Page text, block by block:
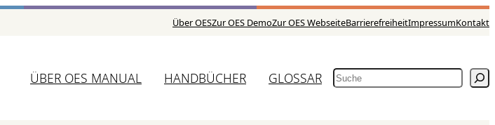
Über OESZur OES DemoZur OES WebseiteBarrierefreiheitImpressumKontakt
ÜBER OES MANUAL HANDBÜCHER GLOSSAR SUCHEN